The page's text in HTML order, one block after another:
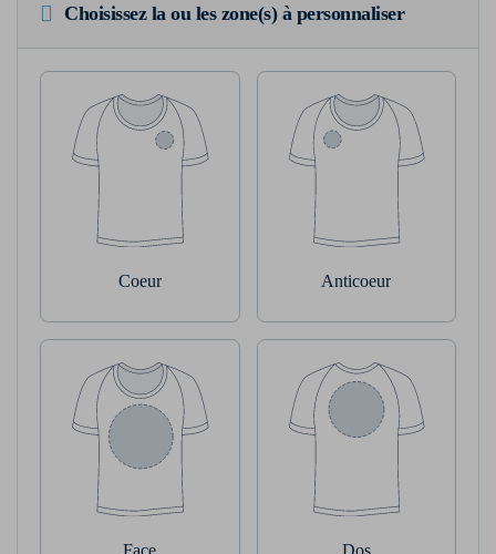
Choisissez la ou les zone(s) à personnaliser
Coeur Anticoeur
Face Dos